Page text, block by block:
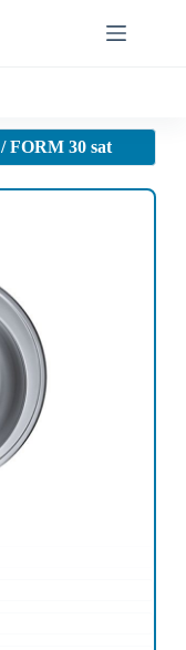
/ FORM 30 sat